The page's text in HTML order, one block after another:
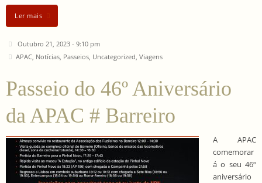
Ler mais
Outubro 21, 2023 - 9:10 pm
APAC, Notícias, Passeios, Uncategorized, Viagens
Passeio do 46º Aniversário
da APAC # Barreiro
A APAC
comemorar
á o seu 46º
aniversário